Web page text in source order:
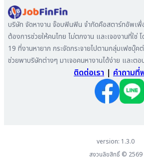
หางาน สมุทรสาคร
หางาน ระยอง
หางาน สมุทรสาหางาน ภูเก็ต
หางาน พระนครศรีอยุธยา
ลงประกาศรับสมัครงาน
ค้นหาผู้สมัครงาน
ลงโฆษณา
บริษัท จัดหางาน จ๊อบฟินฟิน จำกัดคือสตาร์ทอัพเ
ต้องการช่วยให้คนไทย ไม่ตกงาน และเจองานที่ใช่
19 ที่งานหายาก กระจัดกระจายไปตามกลุ่มเฟซบุ๊ค
ช่วยพาบริษัทต่างๆ มาเจอคนหางานได้ง่าย และต
ติดต่อเรา | คำถาม
version: 1.3.0
สงวนลิขสิทธิ์ © 2569